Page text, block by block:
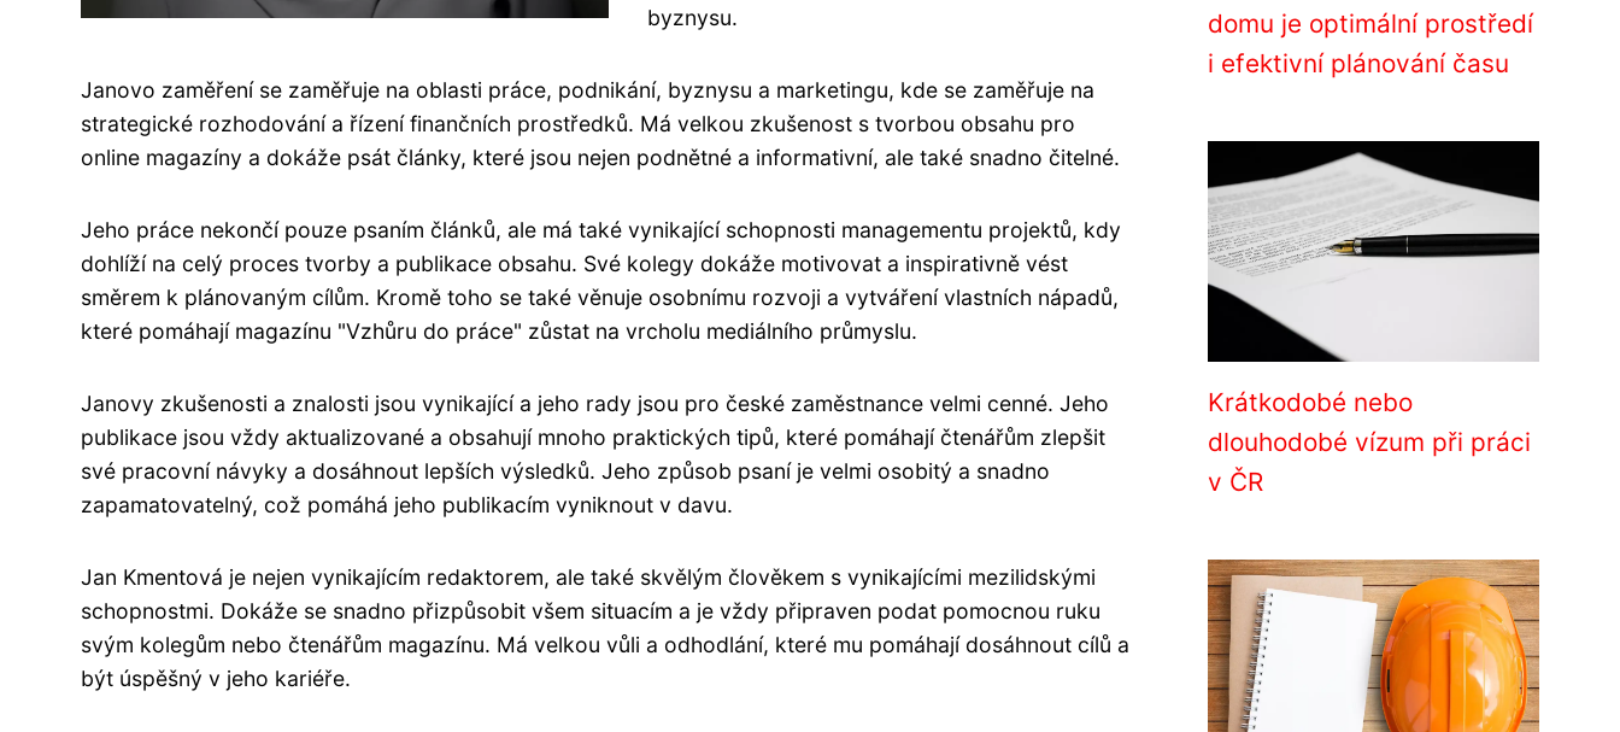
byznysu.
Janovo zaměření se zaměřuje na oblasti práce, podnikání, byznysu a marketingu, kde se zaměřuje na
strategické rozhodování a řízení finančních prostředků. Má velkou zkušenost s tvorbou obsahu pro
online magazíny a dokáže psát články, které jsou nejen podnětné a informativní, ale také snadno čitelné.
Jeho práce nekončí pouze psaním článků, ale má také vynikající schopnosti managementu projektů, kdy
dohlíží na celý proces tvorby a publikace obsahu. Své kolegy dokáže motivovat a inspirativně vést
směrem k plánovaným cílům. Kromě toho se také věnuje osobnímu rozvoji a vytváření vlastních nápadů,
které pomáhají magazínu "Vzhůru do práce" zůstat na vrcholu mediálního průmyslu.
Janovy zkušenosti a znalosti jsou vynikající a jeho rady jsou pro české zaměstnance velmi cenné. Jeho
publikace jsou vždy aktualizované a obsahují mnoho praktických tipů, které pomáhají čtenářům zlepšit
své pracovní návyky a dosáhnout lepších výsledků. Jeho způsob psaní je velmi osobitý a snadno
zapamatovatelný, což pomáhá jeho publikacím vyniknout v davu.
Jan Kmentová je nejen vynikajícím redaktorem, ale také skvělým člověkem s vynikajícími mezilidskými
schopnostmi. Dokáže se snadno přizpůsobit všem situacím a je vždy připraven podat pomocnou ruku
svým kolegům nebo čtenářům magazínu. Má velkou vůli a odhodlání, které mu pomáhají dosáhnout cílů a
být úspěšný v jeho kariéře.
domu je optimální prostředí
i efektivní plánování času
Krátkodobé nebo
dlouhodobé vízum při práci
v ČR